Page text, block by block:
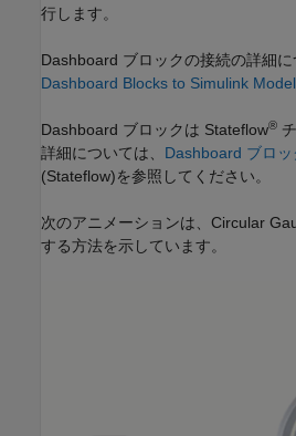
行します。
Dashboard ブロックの接続の詳細に
Dashboard Blocks to Simulink Model
Dashboard ブロックは Stateflow®
詳細については、 Dashboard ブロ
(Stateflow)を参照してください。
次のアニメーションは、 Circular
する方法を示しています。